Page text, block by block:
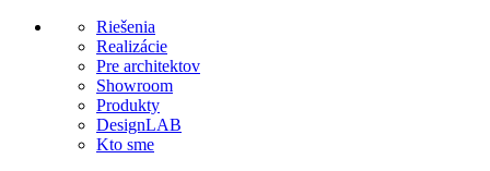
Riešenia
Realizácie
Pre architektov
Showroom
Produkty
DesignLAB
Kto sme